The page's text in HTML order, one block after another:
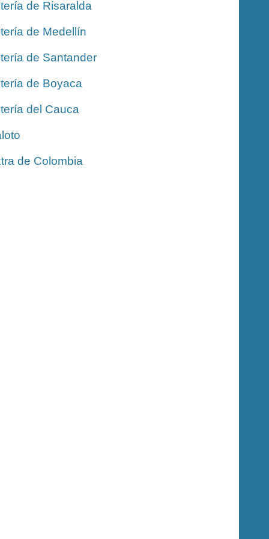
de Risaralda
de Medellín
de Santander
de Boyaca
del Cauca
de Colombia